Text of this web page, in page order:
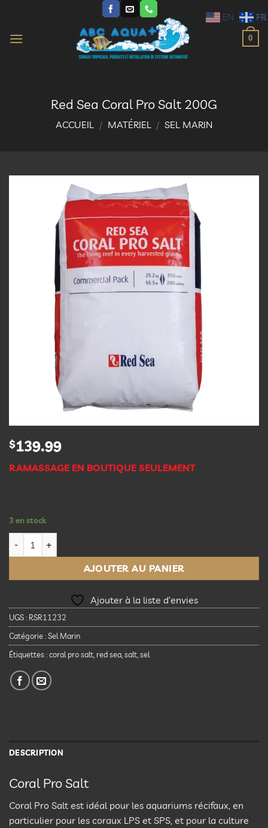
contenu
0
Red Sea Coral Pro Salt 200G
ACCUEIL / MATÉRIEL / SEL MARIN
$139.99
RAMASSAGE EN BOUTIQUE SEULEMENT
3 en stock
AJOUTER AU PANIER
Ajouter à la liste d’envies
UGS : RSR11232
Catégorie :Sel Marin
Étiquettes :coral pro salt red sea salt sel
DESCRIPTION
Coral Pro Salt
Coral Pro Salt est idéal pour les aquariums récifaux, en
particulier pour les coraux LPS et SPS, et pour la culture
EN FR